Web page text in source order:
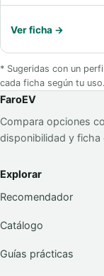
Ver ficha →
* Sugeridas con un
cada ficha según tu uso.
FaroEV
Compara opciones
disponibilidad y ficha
Explorar
Recomendador
Catálogo
Guías prácticas